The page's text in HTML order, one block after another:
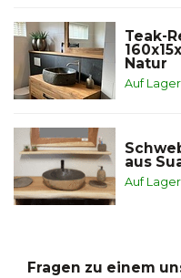
Teak-
Natur
Auf Lager
aus
Auf Lager
Fragen zu einem